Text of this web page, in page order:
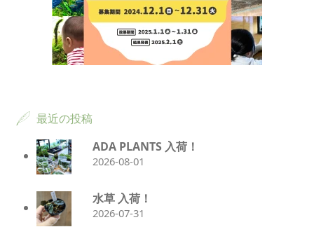
最近の投稿
ADA PLANTS 入荷！
2026-08-01
水草 入荷！
2026-07-31